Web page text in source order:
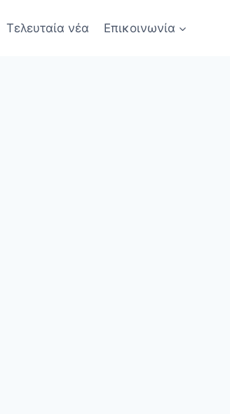
Τελευταία νέα Επικοινωνία